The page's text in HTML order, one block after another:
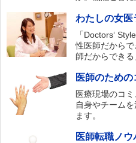
わたしの女医
「Doctors‘
性医師だから
師だからできる
医師のため
医療現場のコ
自身やチーム
ます。
医師転職ノウ